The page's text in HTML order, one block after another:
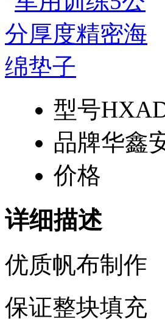
型号
品牌华鑫
价格
详细描述
优质帆布制作
保证整块填充